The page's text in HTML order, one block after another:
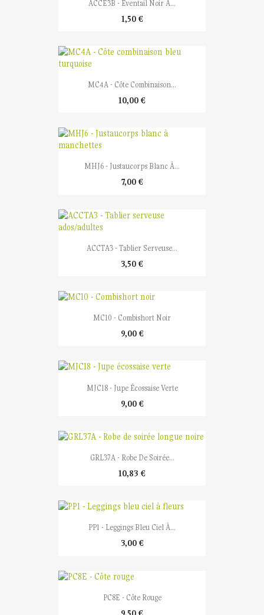
ACCE3B - Éventail Noir À...
1,50 €
MC4A - Côte Combinaison...
10,00 €
MHJ6 - Justaucorps Blanc À...
7,00 €
ACCTA3 - Tablier Serveuse...
3,50 €
MC10 - Combishort Noir
9,00 €
MJC18 - Jupe Écossaise Verte
9,00 €
GRL37A - Robe De Soirée...
10,83 €
PP1 - Leggings Bleu Ciel À...
3,00 €
PC8E - Côte Rouge